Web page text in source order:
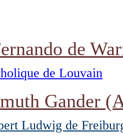
de
de Louvain
Gander
Ludwig de